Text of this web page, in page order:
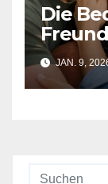
Die
JAN. 9,